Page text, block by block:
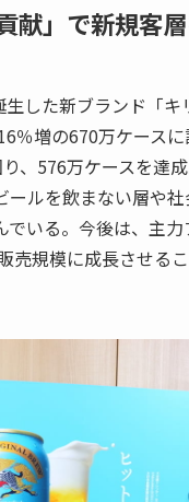
献」で新規客
した新ブランド「キ
％増の670万ケース
、576万ケースを達
ルを飲まない層や
いる。今後は、主
売規模に成長させる